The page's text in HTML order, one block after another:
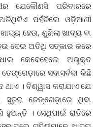
ଯେକୌଣସି ପରିବାରରେ
ପହଁଚିଲେ ଓଡ଼ିଆଣୀ
ହେଉ, ଶୁଖିଲା ଖାଦ୍ୟ ବା
ଦେଇ ଅତିଥି ସତ୍କାର କରେ
କେବେହେଲେ ଅଭୁକ୍ତ
ସଦାସର୍ବଦା କିଛି
ଥାଏ । ବିଶ୍ୱାସ କରାଯାଏ ଯେ
ତେଙ୍ଗେଡ଼ାରେ ଥିବା
। ସେଥିପାଇଁ ରାତିରେ